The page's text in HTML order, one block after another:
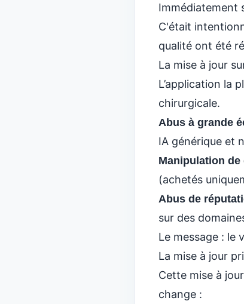
Immédiatement
C'était
qualité ont été
La mise à jour
L’application la
chirurgicale.
Abus à grande
IA générique et
Manipulation
(achetés
Abus de
sur des
Le message : le
La mise à jour
Cette mise à
change :